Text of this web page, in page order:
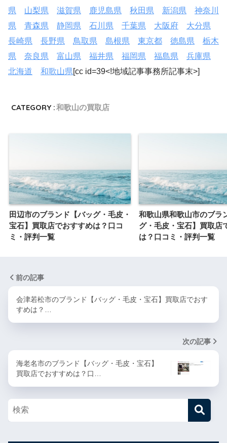
県 山梨県 滋賀県 鹿児島県 秋田県 新潟県
神奈川
県
青森県 静岡県 石川県 千葉県 大阪府
大分県
長崎県
長野県 鳥取県 島根県 東京都 徳島県
栃木
県
奈良県 富山県 福井県 福岡県 福島県
兵庫県
北海道
和歌山県[cc id=39<!地域記事事務所記事末>]
CATEGORY :和歌山の買取店
田辺市のブランド【バッグ・毛皮・
宝石】買取店でおすすめは？口コ
ミ・評判一覧
和歌山県和歌山市のブラ
グ・毛皮・宝石】買取店
は？口コミ・評判一覧
前の記事
会津若松市のブランド【バッグ・毛皮・宝石】買取店でおす
すめは？…
次の記事
海老名市のブランド【バッグ・毛皮・宝石】
買取店でおすすめは？口…